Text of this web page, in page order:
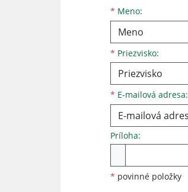
* Meno:
Meno
* Priezvisko:
Priezvisko
* E-mailová adresa:
E-mailová adresa
Príloha:
* povinné položky